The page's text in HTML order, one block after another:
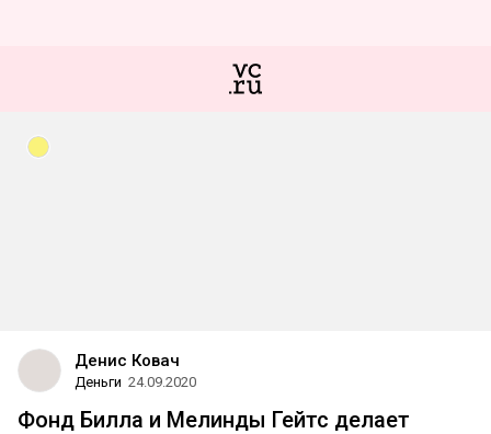
Денис Ковач
Деньги 24.09.2020
Фонд Билла и Мелинды Гейтс делает